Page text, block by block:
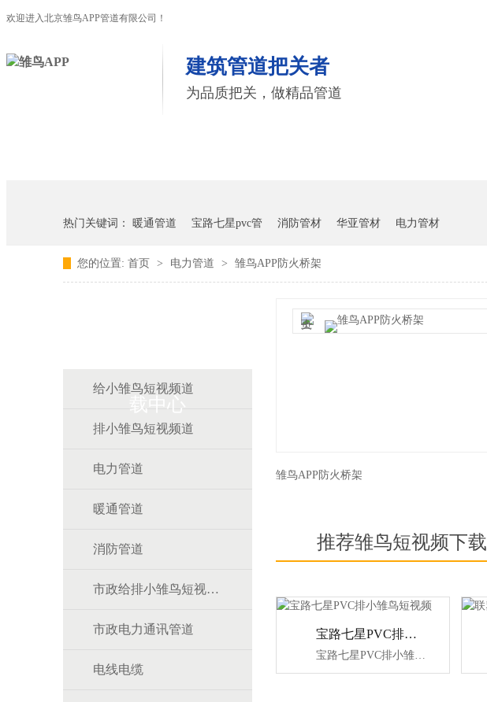
欢迎进入北京雏鸟APP管道有限公司！
建筑管道把关者
为品质把关，做精品管道
热门关键词： 暖通管道 宝路七星pvc管 消防管材 华亚管材 电力管材
您的位置: 首页 > 电力管道 > 雏鸟APP防火桥架
载中心
给小雏鸟短视频道
排小雏鸟短视频道
电力管道
暖通管道
消防管道
市政给排小雏鸟短视频道
市政电力通讯管道
电线电缆
雏鸟APP防火桥架
推荐雏鸟短视频下载
宝路七星PVC排小雏鸟短视频
宝路七星PVC排小雏鸟短视频